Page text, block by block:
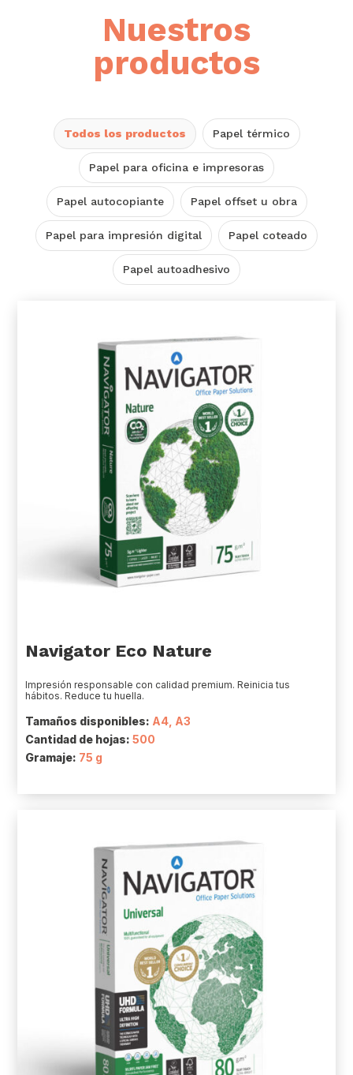
Nuestros
productos
Todos los productos Papel térmico
Papel para oficina e impresoras
Papel autocopiante Papel offset u obra
Papel para impresión digital Papel coteado
Papel autoadhesivo
Navigator Eco Nature
Impresión responsable con calidad premium. Reinicia tus
hábitos. Reduce tu huella.
Tamaños disponibles: A4, A3
Cantidad de hojas:500
Gramaje: 75 g